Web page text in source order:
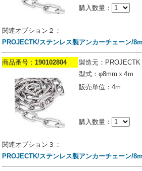
購入数量：
関連オプション２：
PROJECTK/ステンレス製アンカーチェーン/
商品番号： 190102804
製造元：PROJECTK
型式：φ8mmｘ4ｍ
販売単位：4m
購入数量：
関連オプション３：
PROJECTK/ステンレス製アンカーチェーン/